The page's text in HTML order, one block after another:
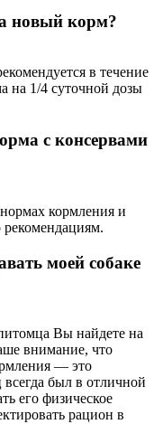
новый корм?
в течение
на 1/4 суточной дозы
с консервами
кормления и
моей собаке
Вы найдете на
внимание, что
— это
был в отличной
его физическое
рацион в